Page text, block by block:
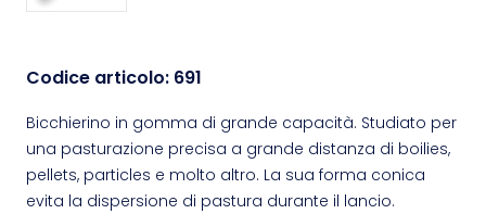
Codice articolo: 691
Bicchierino in gomma di grande capacità. Studiato per
una pasturazione precisa a grande distanza di boilies,
pellets, particles e molto altro. La sua forma conica
evita la dispersione di pastura durante il lancio.